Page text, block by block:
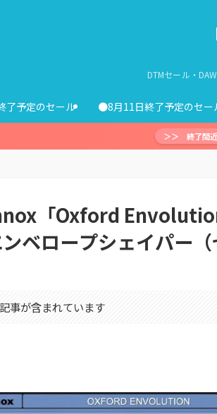
DTMセール・
了予定のセール ●8月11日終了予定のセー
＞＞ 終了間
「Oxford
ベロープシェイパー
事が含まれています